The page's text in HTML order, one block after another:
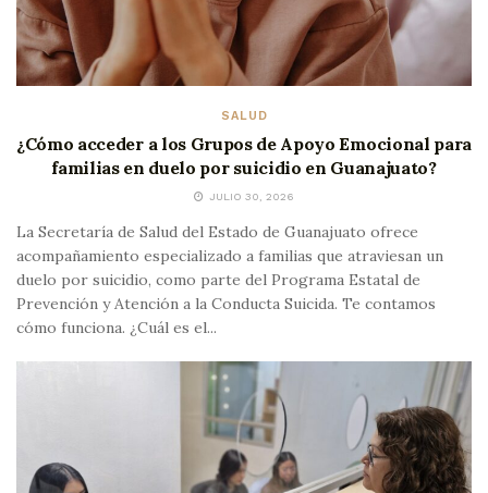
SALUD
¿Cómo acceder a los Grupos de Apoyo Emocional para
familias en duelo por suicidio en Guanajuato?
JULIO 30, 2026
La Secretaría de Salud del Estado de Guanajuato ofrece
acompañamiento especializado a familias que atraviesan un
duelo por suicidio, como parte del Programa Estatal de
Prevención y Atención a la Conducta Suicida. Te contamos
cómo funciona. ¿Cuál es el...